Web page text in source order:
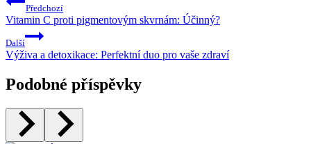
Předchozí
Vitamin C proti pigmentovým skvrnám: Účinný?
Další
Výživa a detoxikace: Perfektní duo pro vaše zdraví
Podobné příspěvky